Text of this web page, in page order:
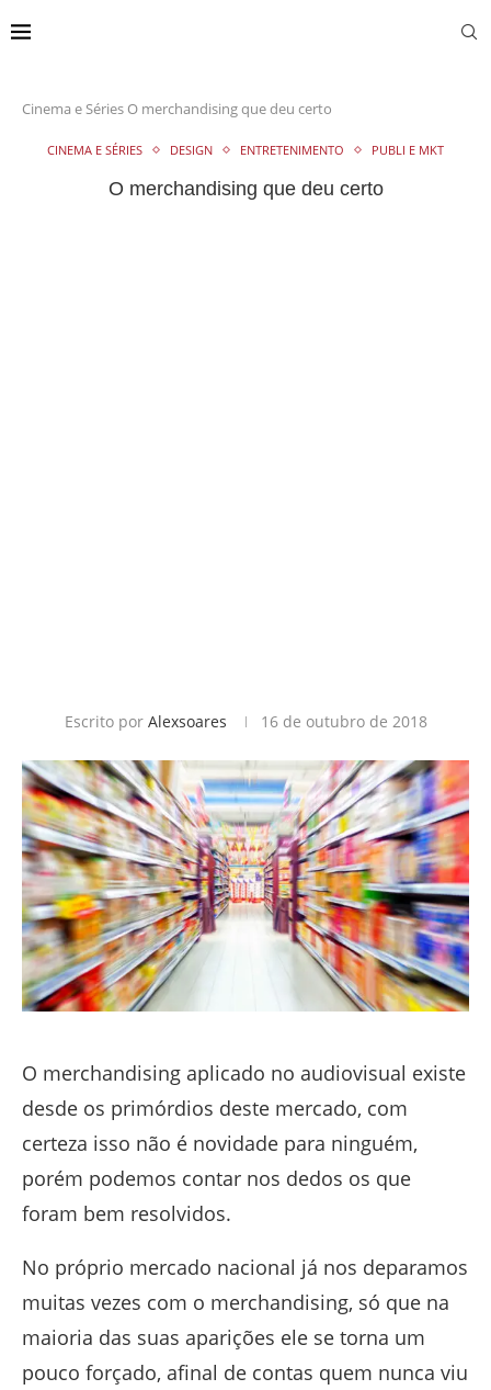
Cinema e Séries O merchandising que deu certo
CINEMA E SÉRIES DESIGN ENTRETENIMENTO PUBLI E MKT
O merchandising que deu certo
Escrito por Alexsoares 16 de outubro de 2018
O merchandising aplicado no audiovisual existe
desde os primórdios deste mercado, com
certeza isso não é novidade para ninguém,
porém podemos contar nos dedos os que
foram bem resolvidos.
No próprio mercado nacional já nos deparamos
muitas vezes com o merchandising, só que na
maioria das suas aparições ele se torna um
pouco forçado, afinal de contas quem nunca viu